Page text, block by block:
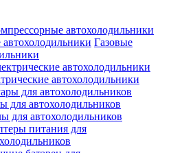
автохолодильники
Газовые
автохолодильники
для автохолодильников
для автохолодильников
питания для